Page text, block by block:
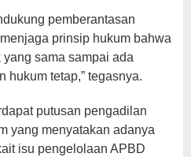
pemberantasan
prinsip hukum bahwa
sama sampai ada
hukum tetap,” tegasnya.
putusan pengadilan
yang menyatakan adanya
isu pengelolaan APBD